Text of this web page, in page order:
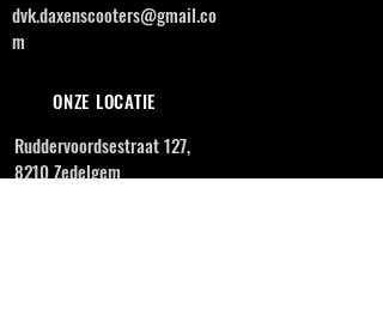
dvk.daxenscooters@gmail.co
m
ONZE LOCATIE
Ruddervoordsestraat 127,
8210 Zedelgem